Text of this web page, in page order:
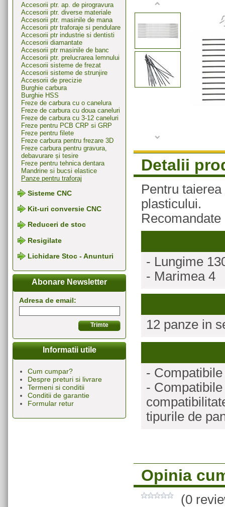
Accesorii ptr. ap. de pirogravura
Accesorii ptr. diverse materiale
Accesorii ptr. masinile de mana
Accesorii ptr traforaje si pendulare
Accesorii ptr industrie si dentisti
Accesorii diamantate
Accesorii ptr masinile de banc
Accesorii ptr. prelucrarea lemnului
Accesorii sisteme de frezat
Accesorii sisteme de strunjire
Accesorii de precizie
Burghie carbura
Burghie HSS
Freze de carbura cu o canelura
Freze de carbura cu doua caneluri
Freze de carbura cu 3-12 caneluri
Freze pentru PCB CRP si GRP
Freze pentru filete
Freze carbura pentru frezare 3D
Freze carbura pentru gravura,
debavurare și tesire
Freze pentru tehnica dentara
Mandrine si bucsi elastice
Panze pentru traforaj
Sisteme CNC
Kit-uri conversie CNC
Reduceri de stoc
Resigilate
Lichidare Stoc - Anunturi
Abonare Newsletter
Adresa de email:
Informatii utile
Cum cumpar?
Despre preturi si livrare
Termeni si conditii
Conditii de garantie
Formular retur
Detalii
Pentru
plasticului.
- Lungime
- Marimea 4
12 panze in
-
-
tipurile de
Opinia
(0